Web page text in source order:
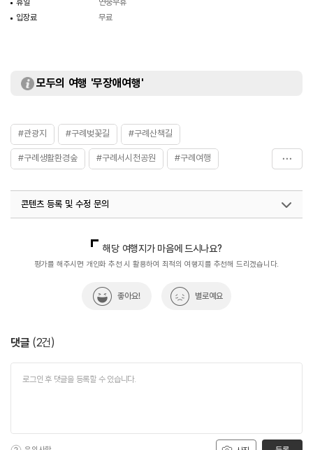
휴일
연중무휴
입장료
무료
모두의 여행 '무장애여행'
#관광지 #구례벚꽃길 #구례산책길
#구례생활환경숲 #구례서시천공원 #구례여행
#여름꽃명소_데이지,작약,양귀비
콘텐츠 등록 및 수정 문의
해당 여행지가 마음에 드시나요?
평가를 해주시면 개인화 추천 시 활용하여 최적의 여행지를 추천해 드리겠습니다.
좋아요! 별로예요
댓글 (2건)